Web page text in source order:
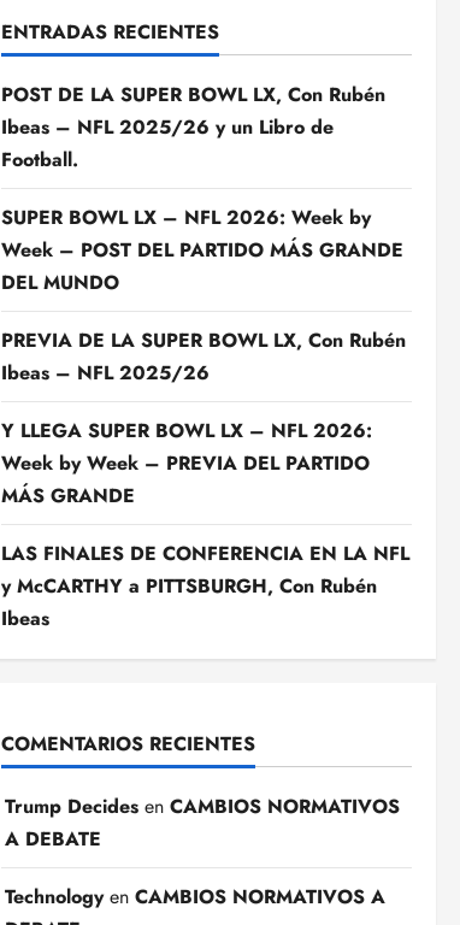
ENTRADAS RECIENTES
POST DE LA SUPER BOWL LX, Con Rubén
Ibeas – NFL 2025/26 y un Libro de
Football.
SUPER BOWL LX – NFL 2026: Week by
Week – POST DEL PARTIDO MÁS GRANDE
DEL MUNDO
PREVIA DE LA SUPER BOWL LX, Con Rubén
Ibeas – NFL 2025/26
Y LLEGA SUPER BOWL LX – NFL 2026:
Week by Week – PREVIA DEL PARTIDO
MÁS GRANDE
LAS FINALES DE CONFERENCIA EN LA NFL
y McCARTHY a PITTSBURGH, Con Rubén
Ibeas
COMENTARIOS RECIENTES
Trump Decidesen CAMBIOS NORMATIVOS
A DEBATE
Technologyen CAMBIOS NORMATIVOS A